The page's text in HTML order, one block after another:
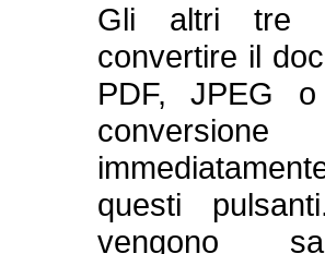
Gli altri tre
convertire il
PDF, JPEG
questi
vengono